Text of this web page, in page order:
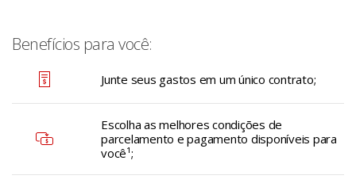
Benefícios para você:
Junte seus gastos em um único contrato;
Escolha as melhores condições de
parcelamento e pagamento disponíveis para
você¹;